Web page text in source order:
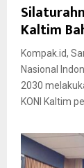
Kaltim
Kompak.id,
Nasional
2030
KONI Kaltim